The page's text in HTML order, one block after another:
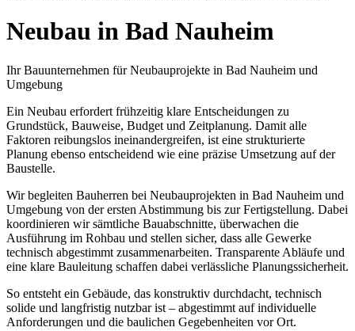
Neubau in Bad Nauheim
Ihr Bauunternehmen für Neubauprojekte in Bad Nauheim und
Umgebung
Ein Neubau erfordert frühzeitig klare Entscheidungen zu
Grundstück, Bauweise, Budget und Zeitplanung. Damit alle
Faktoren reibungslos ineinandergreifen, ist eine strukturierte
Planung ebenso entscheidend wie eine präzise Umsetzung auf der
Baustelle.
Wir begleiten Bauherren bei Neubauprojekten in Bad Nauheim und
Umgebung von der ersten Abstimmung bis zur Fertigstellung. Dabei
koordinieren wir sämtliche Bauabschnitte, überwachen die
Ausführung im Rohbau und stellen sicher, dass alle Gewerke
technisch abgestimmt zusammenarbeiten. Transparente Abläufe und
eine klare Bauleitung schaffen dabei verlässliche Planungssicherheit.
So entsteht ein Gebäude, das konstruktiv durchdacht, technisch
solide und langfristig nutzbar ist – abgestimmt auf individuelle
Anforderungen und die baulichen Gegebenheiten vor Ort.